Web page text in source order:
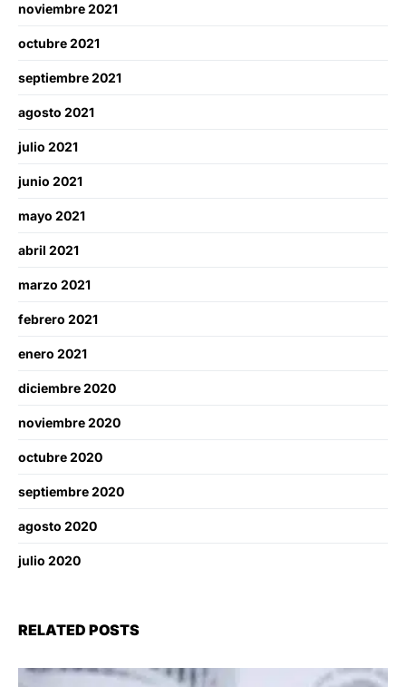
noviembre 2021
octubre 2021
septiembre 2021
agosto 2021
julio 2021
junio 2021
mayo 2021
abril 2021
marzo 2021
febrero 2021
enero 2021
diciembre 2020
noviembre 2020
octubre 2020
septiembre 2020
agosto 2020
julio 2020
RELATED POSTS